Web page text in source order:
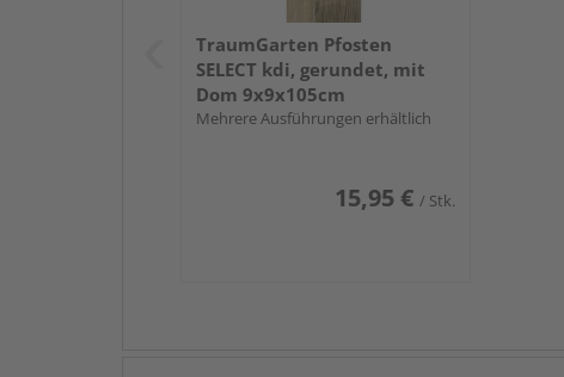
TraumGarten Pfosten
SELECT kdi, gerundet, mit
Dom 9x9x105cm
Mehrere Ausführungen erhältlich
15,95 € / Stk.